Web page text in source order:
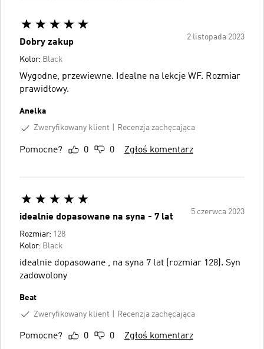
2 listopada 2023
Dobry zakup
Kolor: Black
Wygodne, przewiewne. Idealne na lekcje WF. Rozmiar
prawidłowy.
Anelka
Zweryfikowany klient
Recenzja zachęcająca
Pomocne? 0 0 Zgłoś komentarz
5 czerwca 2023
idealnie dopasowane na syna - 7 lat
Rozmiar: 128
Kolor: Black
idealnie dopasowane , na syna 7 lat (rozmiar 128). Syn
zadowolony
Beat
Zweryfikowany klient
Recenzja zachęcająca
Pomocne? 0 0 Zgłoś komentarz